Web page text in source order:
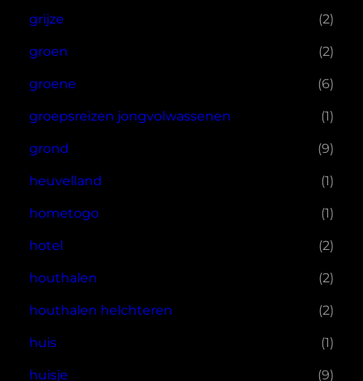
grijze (2)
groen (2)
groene (6)
groepsreizen jongvolwassenen (1)
grond (9)
heuvelland (1)
hometogo (1)
hotel (2)
houthalen (2)
houthalen helchteren (2)
huis (1)
huisje (9)